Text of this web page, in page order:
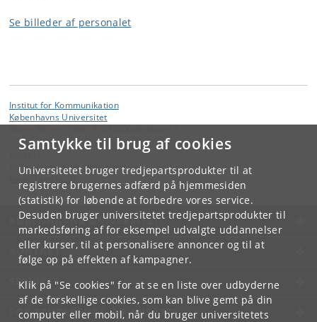
Samtykke til brug af cookies
Universitetet bruger tredjepartsprodukter til at
registrere brugernes adfærd på hjemmesiden
(statistik) for løbende at forbedre vores service.
Desuden bruger universitetet tredjepartsprodukter til
markedsføring af for eksempel udvalgte uddannelser
eller kurser, til at personalisere annoncer og til at
følge op på effekten af kampagner.
Klik på "Se cookies" for at se en liste over udbyderne
af de forskellige cookies, som kan blive gemt på din
computer eller mobil, når du bruger universitetets
Se billeder af personalet
Institut for Kommunikation
Københavns Universitet
Karen Margrethe Ørnstrup
KØBENHAVNS UNIVERSITET
KONTAKT
SERVICES
FOR STUDERENDE OG ANSATTE